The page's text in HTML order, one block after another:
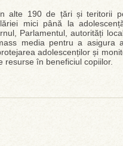
alte 190 de țări și teritorii
mici până la
Parlamentul, autorități
media pentru a asigura
adolescenților și
resurse în beneficiul copiilor.